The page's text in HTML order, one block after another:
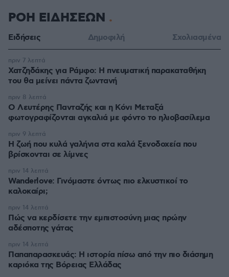
ΡΟΗ ΕΙΔΗΣΕΩΝ
Ειδήσεις Δημοφιλή Σχολιασμένα
Χατζηδάκης για Ράμφο: Η πνευματική παρακαταθήκη
του θα μείνει πάντα ζωντανή
πριν 7 λεπτά
Ο Λευτέρης Πανταζής και η Κόνι Μεταξά
φωτογραφίζονται αγκαλιά με φόντο το ηλιοβασίλεμα
πριν 8 λεπτά
Η ζωή που κυλά γαλήνια στα καλά ξενοδοχεία που
βρίσκονται σε λίμνες
πριν 9 λεπτά
Wanderlove: Γινόμαστε όντως πιο ελκυστικοί το
καλοκαίρι;
πριν 14 λεπτά
Πώς να κερδίσετε την εμπιστοσύνη μιας πρώην
αδέσποτης γάτας
πριν 14 λεπτά
Παπαπαρασκευάς: Η ιστορία πίσω από την πιο διάσημη
καριόκα της Βόρειας Ελλάδας
πριν 14 λεπτά